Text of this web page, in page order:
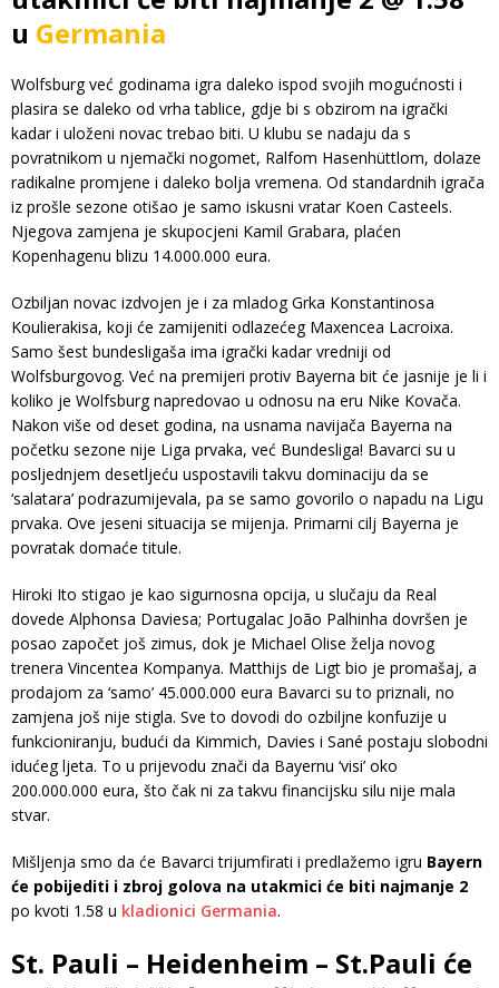
u Germania
Wolfsburg već godinama igra daleko ispod svojih mogućnosti i
plasira se daleko od vrha tablice, gdje bi s obzirom na igrački
kadar i uloženi novac trebao biti. U klubu se nadaju da s
povratnikom u njemački nogomet, Ralfom Hasenhüttlom, dolaze
radikalne promjene i daleko bolja vremena. Od standardnih igrača
iz prošle sezone otišao je samo iskusni vratar Koen Casteels.
Njegova zamjena je skupocjeni Kamil Grabara, plaćen
Kopenhagenu blizu 14.000.000 eura.
Ozbiljan novac izdvojen je i za mladog Grka Konstantinosa
Koulierakisa, koji će zamijeniti odlazećeg Maxencea Lacroixa.
Samo šest bundesligaša ima igrački kadar vredniji od
Wolfsburgovog. Već na premijeri protiv Bayerna bit će jasnije je li i
koliko je Wolfsburg napredovao u odnosu na eru Nike Kovača.
Nakon više od deset godina, na usnama navijača Bayerna na
početku sezone nije Liga prvaka, već Bundesliga! Bavarci su u
posljednjem desetljeću uspostavili takvu dominaciju da se
‘salatara’ podrazumijevala, pa se samo govorilo o napadu na Ligu
prvaka. Ove jeseni situacija se mijenja. Primarni cilj Bayerna je
povratak domaće titule.
Hiroki Ito stigao je kao sigurnosna opcija, u slučaju da Real
dovede Alphonsa Daviesa; Portugalac João Palhinha dovršen je
posao započet još zimus, dok je Michael Olise želja novog
trenera Vincentea Kompanya. Matthijs de Ligt bio je promašaj, a
prodajom za ‘samo’ 45.000.000 eura Bavarci su to priznali, no
zamjena još nije stigla. Sve to dovodi do ozbiljne konfuzije u
funkcioniranju, budući da Kimmich, Davies i Sané postaju slobodni
idućeg ljeta. To u prijevodu znači da Bayernu ‘visi’ oko
200.000.000 eura, što čak ni za takvu financijsku silu nije mala
stvar.
Mišljenja smo da će Bavarci trijumfirati i predlažemo igru Bayern
će pobijediti i zbroj golova na utakmici će biti najmanje 2
po kvoti 1.58 u kladionici Germania.
St. Pauli – Heidenheim – St.Pauli će